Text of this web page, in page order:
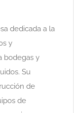
dedicada a la
y
bodegas y
Su
de
de